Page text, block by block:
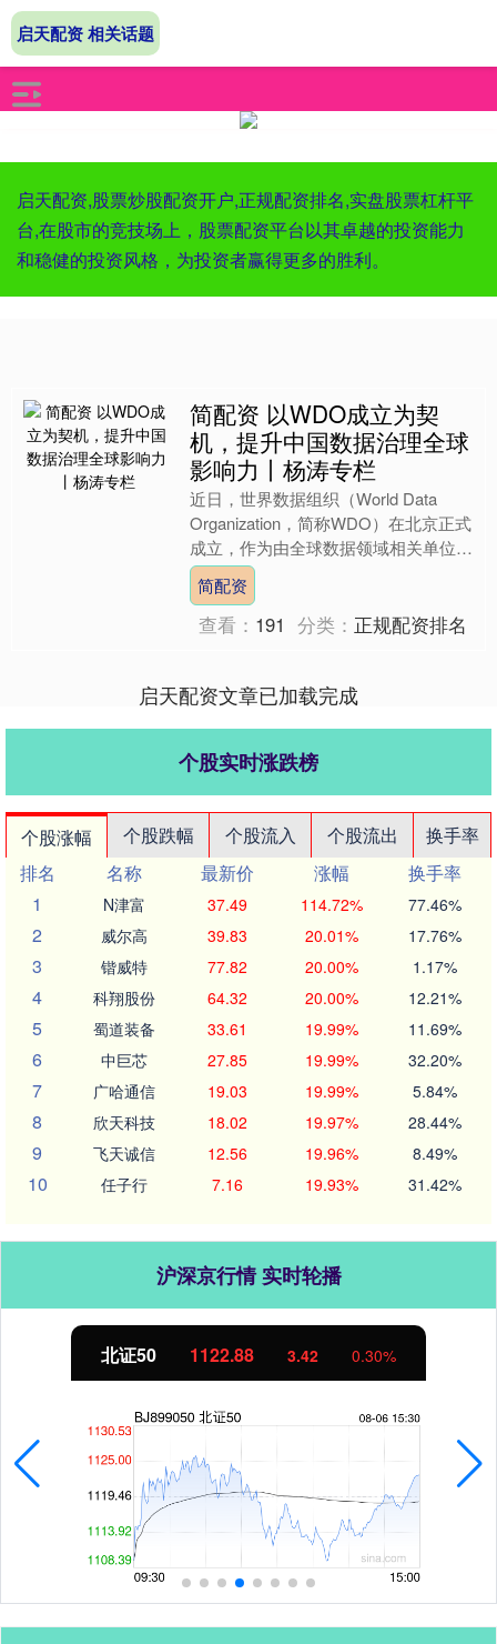
启天配资,股票炒股配资开户,正规配资排名,实盘股票杠杆平
台,在股市的竞技场上，股票配资平台以其卓越的投资能力
和稳健的投资风格，为投资者赢得更多的胜利。
启天配资 相关话题
简配资 以WDO成立为契
机，提升中国数据治理全球
影响力丨杨涛专栏
近日，世界数据组织（World Data
Organization，简称WDO）在北京正式
成立，作为由全球数据领域相关单位及
个人自愿结成的专业性、非政府、非营
利....
简配资
查看： 191 分类： 正规配资排名
启天配资文章已加载完成
个股实时涨跌榜
个股涨幅 个股跌幅 个股流入 个股流出
换手率
排名
名称 最新价 涨幅
换手率
1
N津富 37.49 114.72% 77.46%
2 威尔高 39.83 20.01% 17.76%
3 锴威特 77.82 20.00% 1.17%
4 科翔股份 64.32 20.00% 12.21%
5 蜀道装备 33.61 19.99% 11.69%
6 中巨芯 27.85 19.99% 32.20%
7 广哈通信 19.03 19.99% 5.84%
8 欣天科技 18.02 19.97% 28.44%
9 飞天诚信 12.56 19.96% 8.49%
10 任子行 7.16 19.93% 31.42%
沪深京行情 实时轮播
北证50 1122.88 3.42 0.30%